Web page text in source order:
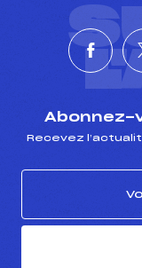
Abonnez-
Recevez